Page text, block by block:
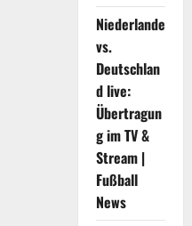
Niederlande
vs.
Deutschlan
d live:
Übertragun
g im TV &
Stream |
Fußball
News